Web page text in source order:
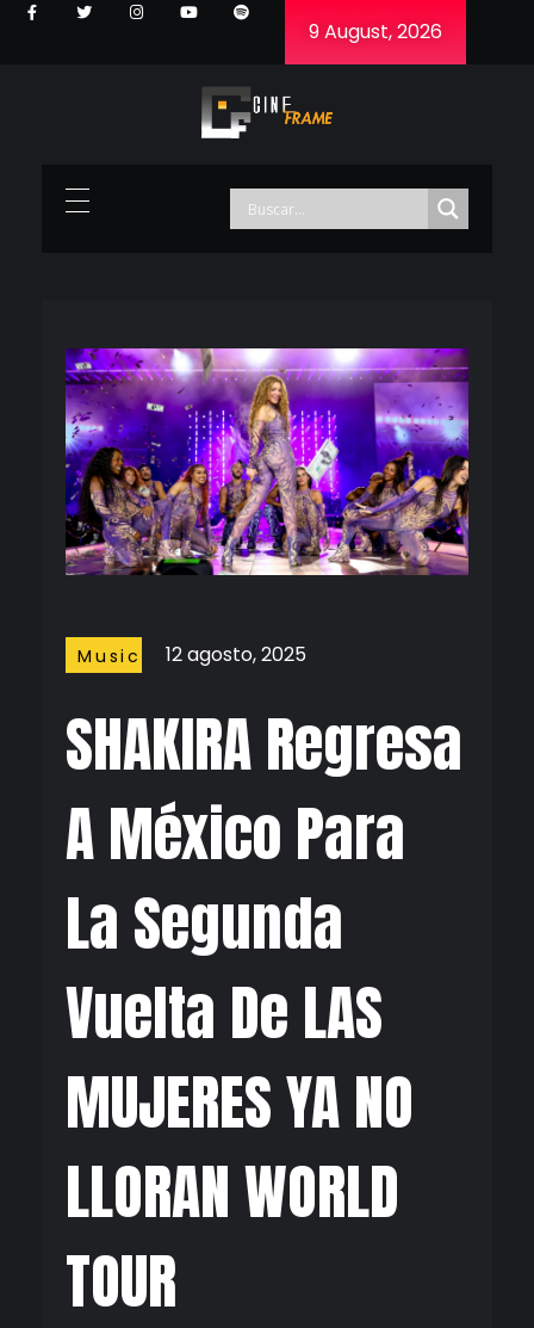
9 August, 2026
SHAKIRA Regresa
A México Para
La Segunda
Vuelta De LAS
MUJERES YA NO
LLORAN WORLD
TOUR
12 agosto, 2025
Music